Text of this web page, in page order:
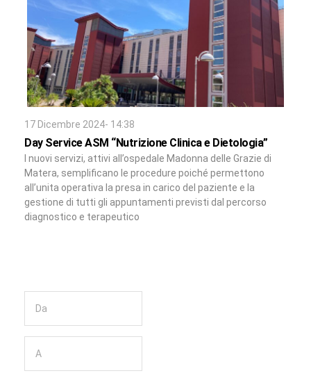
17 Dicembre 2024- 14:38
Day Service ASM “Nutrizione Clinica e Dietologia”
I nuovi servizi, attivi all’ospedale Madonna delle Grazie di
Matera, semplificano le procedure poiché permettono
all’unita operativa la presa in carico del paziente e la
gestione di tutti gli appuntamenti previsti dal percorso
diagnostico e terapeutico